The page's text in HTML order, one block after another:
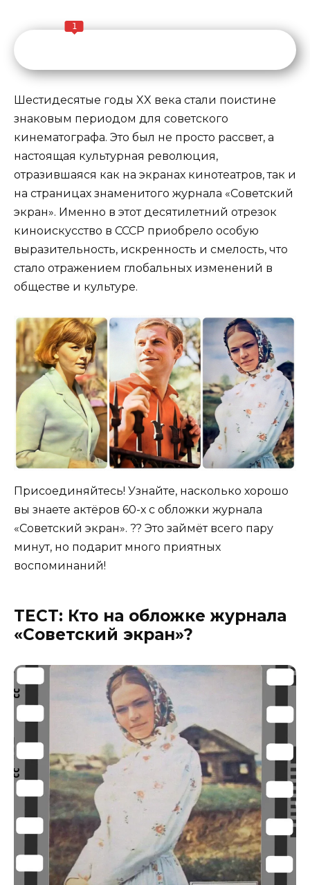
1
Шестидесятые годы XX века стали поистине
знаковым периодом для советского
кинематографа. Это был не просто рассвет, а
настоящая культурная революция,
отразившаяся как на экранах кинотеатров, так и
на страницах знаменитого журнала «Советский
экран». Именно в этот десятилетний отрезок
киноискусство в СССР приобрело особую
выразительность, искренность и смелость, что
стало отражением глобальных изменений в
обществе и культуре.
Присоединяйтесь! Узнайте, насколько хорошо
вы знаете актёров 60-х с обложки журнала
«Советский экран». ?? Это займёт всего пару
минут, но подарит много приятных
воспоминаний!
ТЕСТ: Кто на обложке журнала
«Советский экран»?